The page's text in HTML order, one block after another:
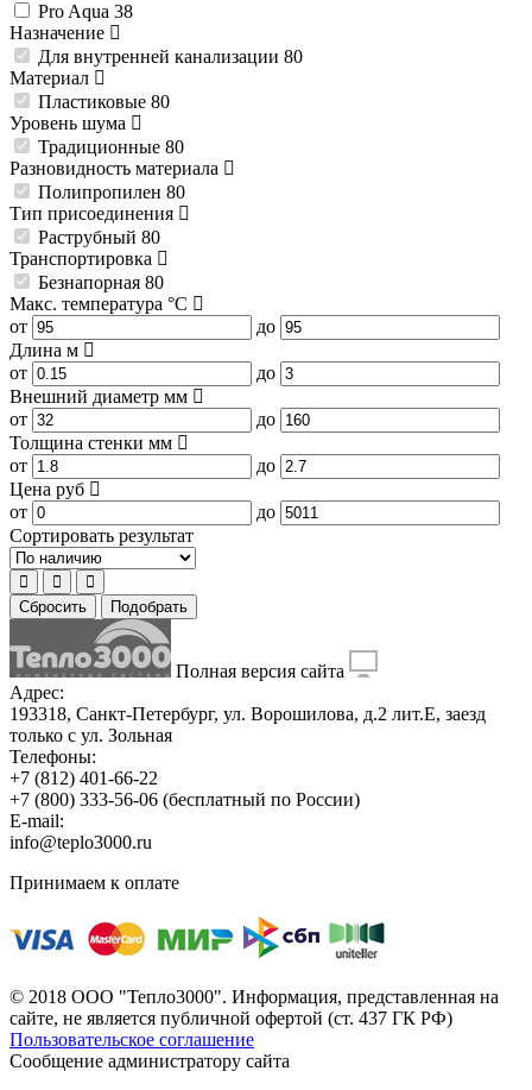
Pro Aqua 38
Назначение
Для внутренней канализации 80
Материал
Пластиковые 80
Уровень шума
Традиционные 80
Разновидность материала
Полипропилен 80
Тип присоединения
Раструбный 80
Транспортировка
Безнапорная 80
Макс. температура °C
от
до
Длина м
от
до
Внешний диаметр мм
от
до
Толщина стенки мм
от
до
Цена руб
от
до
Сортировать результат
Сбросить Подобрать
Полная версия сайта
Адрес:
193318, Санкт-Петербург, ул. Ворошилова, д.2 лит.Е, заезд
только с ул. Зольная
Телефоны:
+7 (812) 401-66-22
+7 (800) 333-56-06 (бесплатный по России)
E-mail:
info@teplo3000.ru
Принимаем к оплате
© 2018 ООО "Тепло3000". Информация, представленная на
сайте, не является публичной офертой (ст. 437 ГК РФ)
Пользовательское соглашение
Сообщение администратору сайта